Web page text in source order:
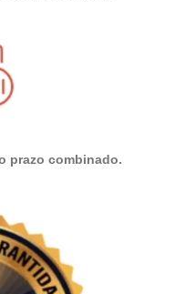
prazo combinado.